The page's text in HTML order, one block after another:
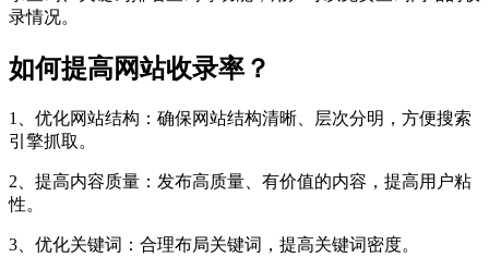
录情况。
如何提高网站收录率？
1、优化网站结构：确保网站结构清晰、层次分明，方便搜索
引擎抓取。
2、提高内容质量：发布高质量、有价值的内容，提高用户粘
性。
3、优化关键词：合理布局关键词，提高关键词密度。